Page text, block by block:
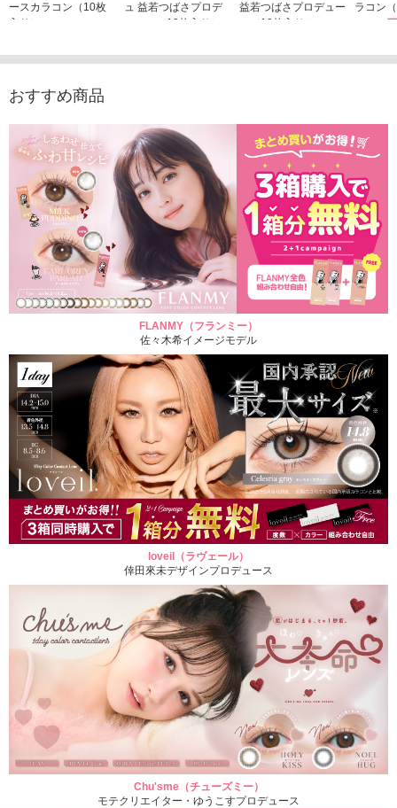
ースカラコン（10枚
入り）
ュ 益若つばさプロデ
ュース（10枚入り）
益若つばさプロデュー
ス（10枚入り）
ラコン
1,705
おすすめ商品
FLANMY（フランミー）
佐々木希イメージモデル
loveil（ラヴェール）
倖田來未デザインプロデュース
Chu'sme（チューズミー）
モテクリエイター・ゆうこすプロデュース